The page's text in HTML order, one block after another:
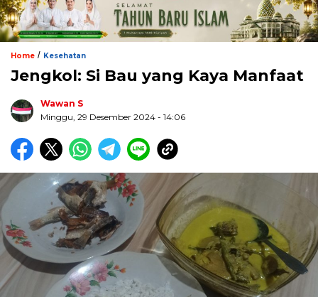
Home / Kesehatan
Jengkol: Si Bau yang Kaya Manfaat
Wawan S
Minggu, 29 Desember 2024 - 14:06